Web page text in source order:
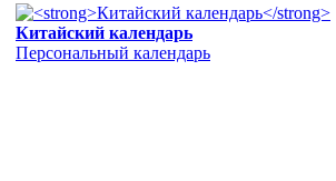
Китайский календарь
Персональный календарь